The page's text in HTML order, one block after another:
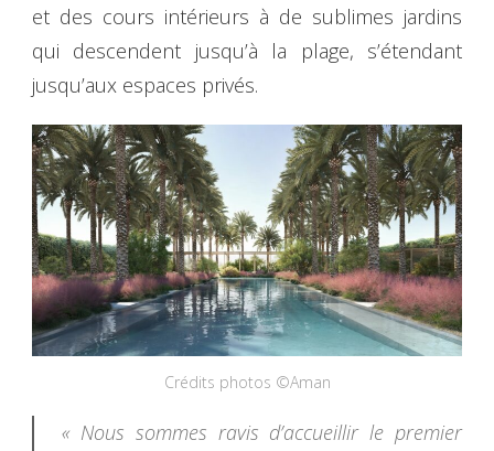
et des cours intérieurs à de sublimes jardins
qui descendent jusqu’à la plage, s’étendant
jusqu’aux espaces privés.
Crédits photos ©Aman
« Nous sommes ravis d’accueillir le premier